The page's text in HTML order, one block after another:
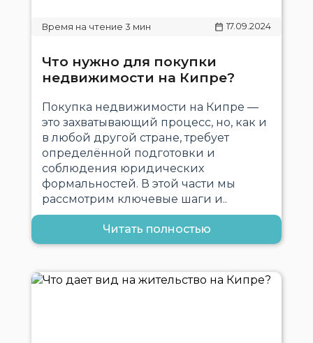
17.09.2024
Что нужно для покупки
недвижимости на Кипре?
Покупка недвижимости на Кипре —
это захватывающий процесс, но, как и
в любой другой стране, требует
определённой подготовки и
соблюдения юридических
формальностей. В этой части мы
рассмотрим ключевые шаги и..
Читать полностью